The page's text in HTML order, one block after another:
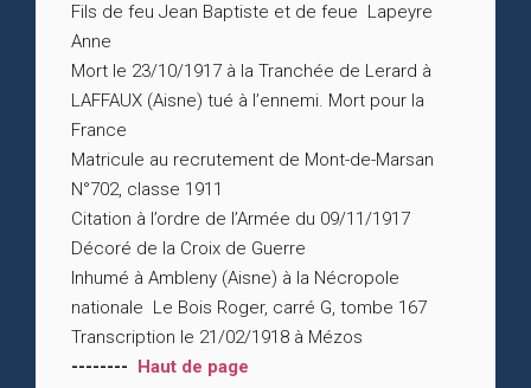
Fils de feu Jean Baptiste et de feue Lapeyre
Anne
Mort le 23/10/1917 à la Tranchée de Lerard à
LAFFAUX (Aisne) tué à l’ennemi. Mort pour la
France
Matricule au recrutement de Mont-de-Marsan
N°702, classe 1911
Citation à l’ordre de l’Armée du 09/11/1917
Décoré de la Croix de Guerre
Inhumé à Ambleny (Aisne) à la Nécropole
nationale Le Bois Roger, carré G, tombe 167
Transcription le 21/02/1918 à Mézos
-------- Haut de page